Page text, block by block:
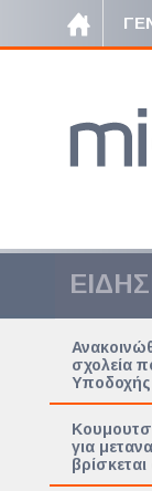
σχολεία
για